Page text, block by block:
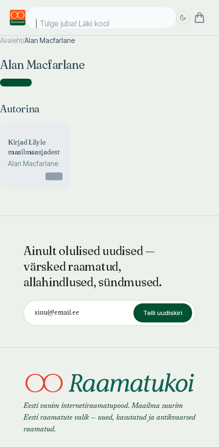
Tulge juba! Läki kooli
Avaleht/Alan Macfarlane
Alan Macfarlane
Autorina )
Autorina
Kirjad Lilyle
maailmaasjadest
Alan Macfarlane
Ainult olulised uudised —
värsked raamatud,
allahindlused, sündmused.
Telli uudiskiri
Eesti vanim internetiraamatupood. Maailma suurim
Eesti raamatute valik — uued, kasutatud ja antikvaarsed
raamatud.